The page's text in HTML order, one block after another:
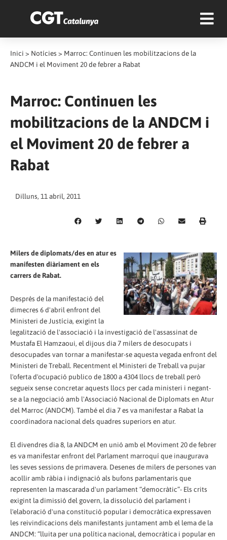
Inici > Notícies > Marroc: Continuen les mobilitzacions de la
ANDCM i el Moviment 20 de febrer a Rabat
Marroc: Continuen les
mobilitzacions de la ANDCM i
el Moviment 20 de febrer a
Rabat
Dilluns, 11 abril, 2011
Milers de diplomats/des en atur es
manifesten diàriament en els
carrers de Rabat.
Després de la manifestació del
dimecres 6 d'abril enfront del
Ministeri de Justícia, exigint la
legalització de l'associació i la investigació de l'assassinat de
Mustafa El Hamzaoui, el dijous dia 7 milers de desocupats i
desocupades van tornar a manifestar-se aquesta vegada enfront del
Ministeri de Treball. Recentment el Ministeri de Treball va pujar
l'oferta d'ocupació publico de 1800 a 4304 llocs de treball però
segueix sense concretar aquests llocs per cada ministeri i negant-
se a la negociació amb l'Associació Nacional de Diplomats en Atur
del Marroc (ANDCM). També el dia 7 es va manifestar a Rabat la
coordinadora nacional dels quadres superiors en atur.
El divendres dia 8, la ANDCM en unió amb el Moviment 20 de febrer
es va manifestar enfront del Parlament marroquí que inaugurava
les seves sessions de primavera. Desenes de milers de persones van
acollir amb ràbia i indignació als bufons parlamentaris que
representen la mascarada d'un parlament “democràtic”- Els crits
exigint la dimissió del govern, la dissolució del parlament i
l'elaboració d'una constitució popular i democràtica expressaven
les reivindicacions dels manifestants juntament amb el lema de la
ANDCM: “lluita per una política nacional, democràtica i popular en